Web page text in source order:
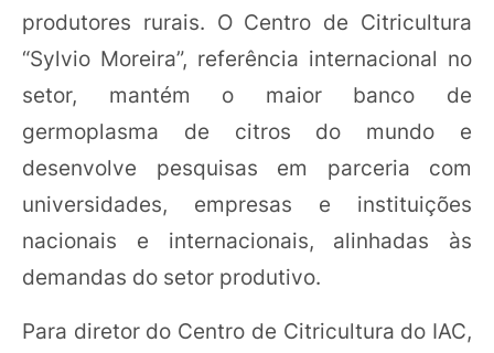
produtores rurais. O Centro de Citricultura
“Sylvio Moreira”, referência internacional no
setor, mantém o maior banco de
germoplasma de citros do mundo e
desenvolve pesquisas em parceria com
universidades, empresas e instituições
nacionais e internacionais, alinhadas às
demandas do setor produtivo.
Para diretor do Centro de Citricultura do IAC,